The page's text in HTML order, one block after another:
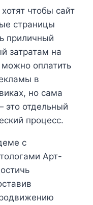
чтобы сайт
страницы
приличный
затратам на
оплатить
в
но сама
это отдельный
процесс.
с
Арт-